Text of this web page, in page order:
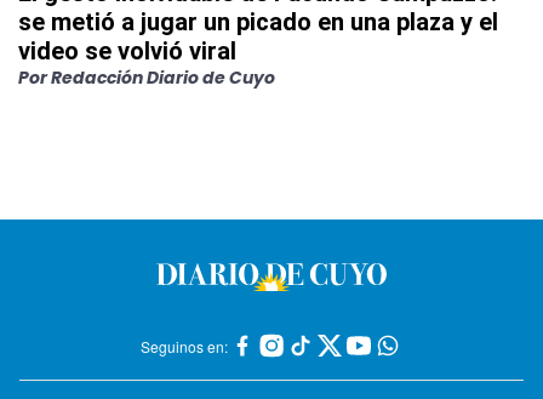
se metió a jugar un picado en una plaza y el
video se volvió viral
PorRedacción Diario de Cuyo
Seguinos en: